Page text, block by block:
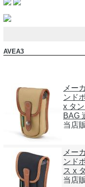
AVEA3
メー
ンド
x タ
BAG
当店
メー
ンド
ス x
当店